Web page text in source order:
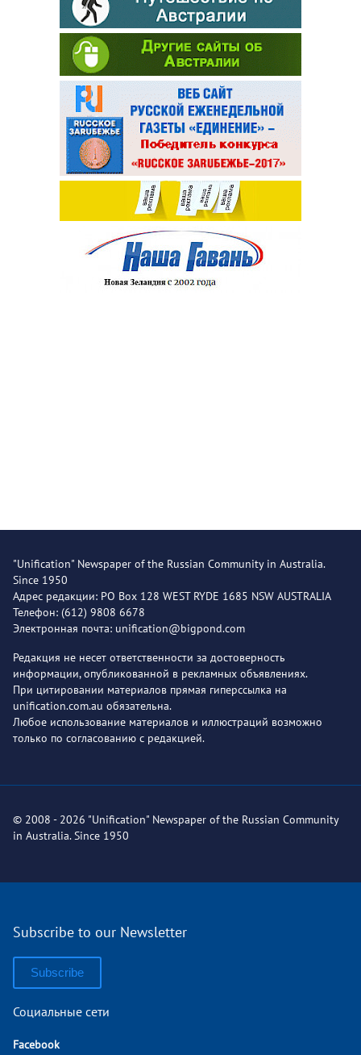
"Unification" Newspaper of the Russian Community in Australia.
Since 1950
Адрес редакции: PO Box 128 WEST RYDE 1685 NSW AUSTRALIA
Телефон: (612) 9808 6678
Электронная почта: unification@bigpond.com
Редакция не несет ответственности за достоверность
информации, опубликованной в рекламных объявлениях.
При цитировании материалов прямая гиперссылка на
unification.com.au обязательна.
Любое использование материалов и иллюстраций возможно
только по согласованию с редакцией.
© 2008 - 2026 "Unification" Newspaper of the Russian Community
in Australia. Since 1950
Subscribe to our Newsletter
Subscribe
Социальные сети
Facebook